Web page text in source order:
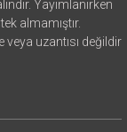
Yayımlanırken
almamıştır.
uzantısı değildir